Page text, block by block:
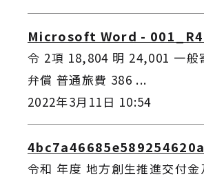
Microsoft Word - 001_R4
令 2項 18,804 明 24,001 一般
弁償 普通旅費 386 ...
2022年3月11日 10:54
令和 年度 地方創生推進交付金